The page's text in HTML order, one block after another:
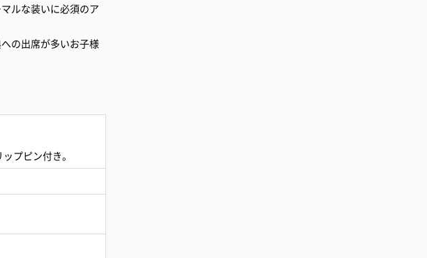
ルな装いに必須のア
の出席が多いお子様
プピン付き。